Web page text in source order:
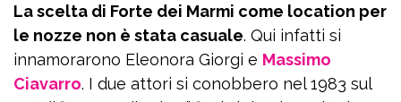
La scelta di Forte dei Marmi come location per
le nozze non è stata casuale. Qui infatti si
innamorarono Eleonora Giorgi e Massimo
Ciavarro. I due attori si conobbero nel 1983 sul